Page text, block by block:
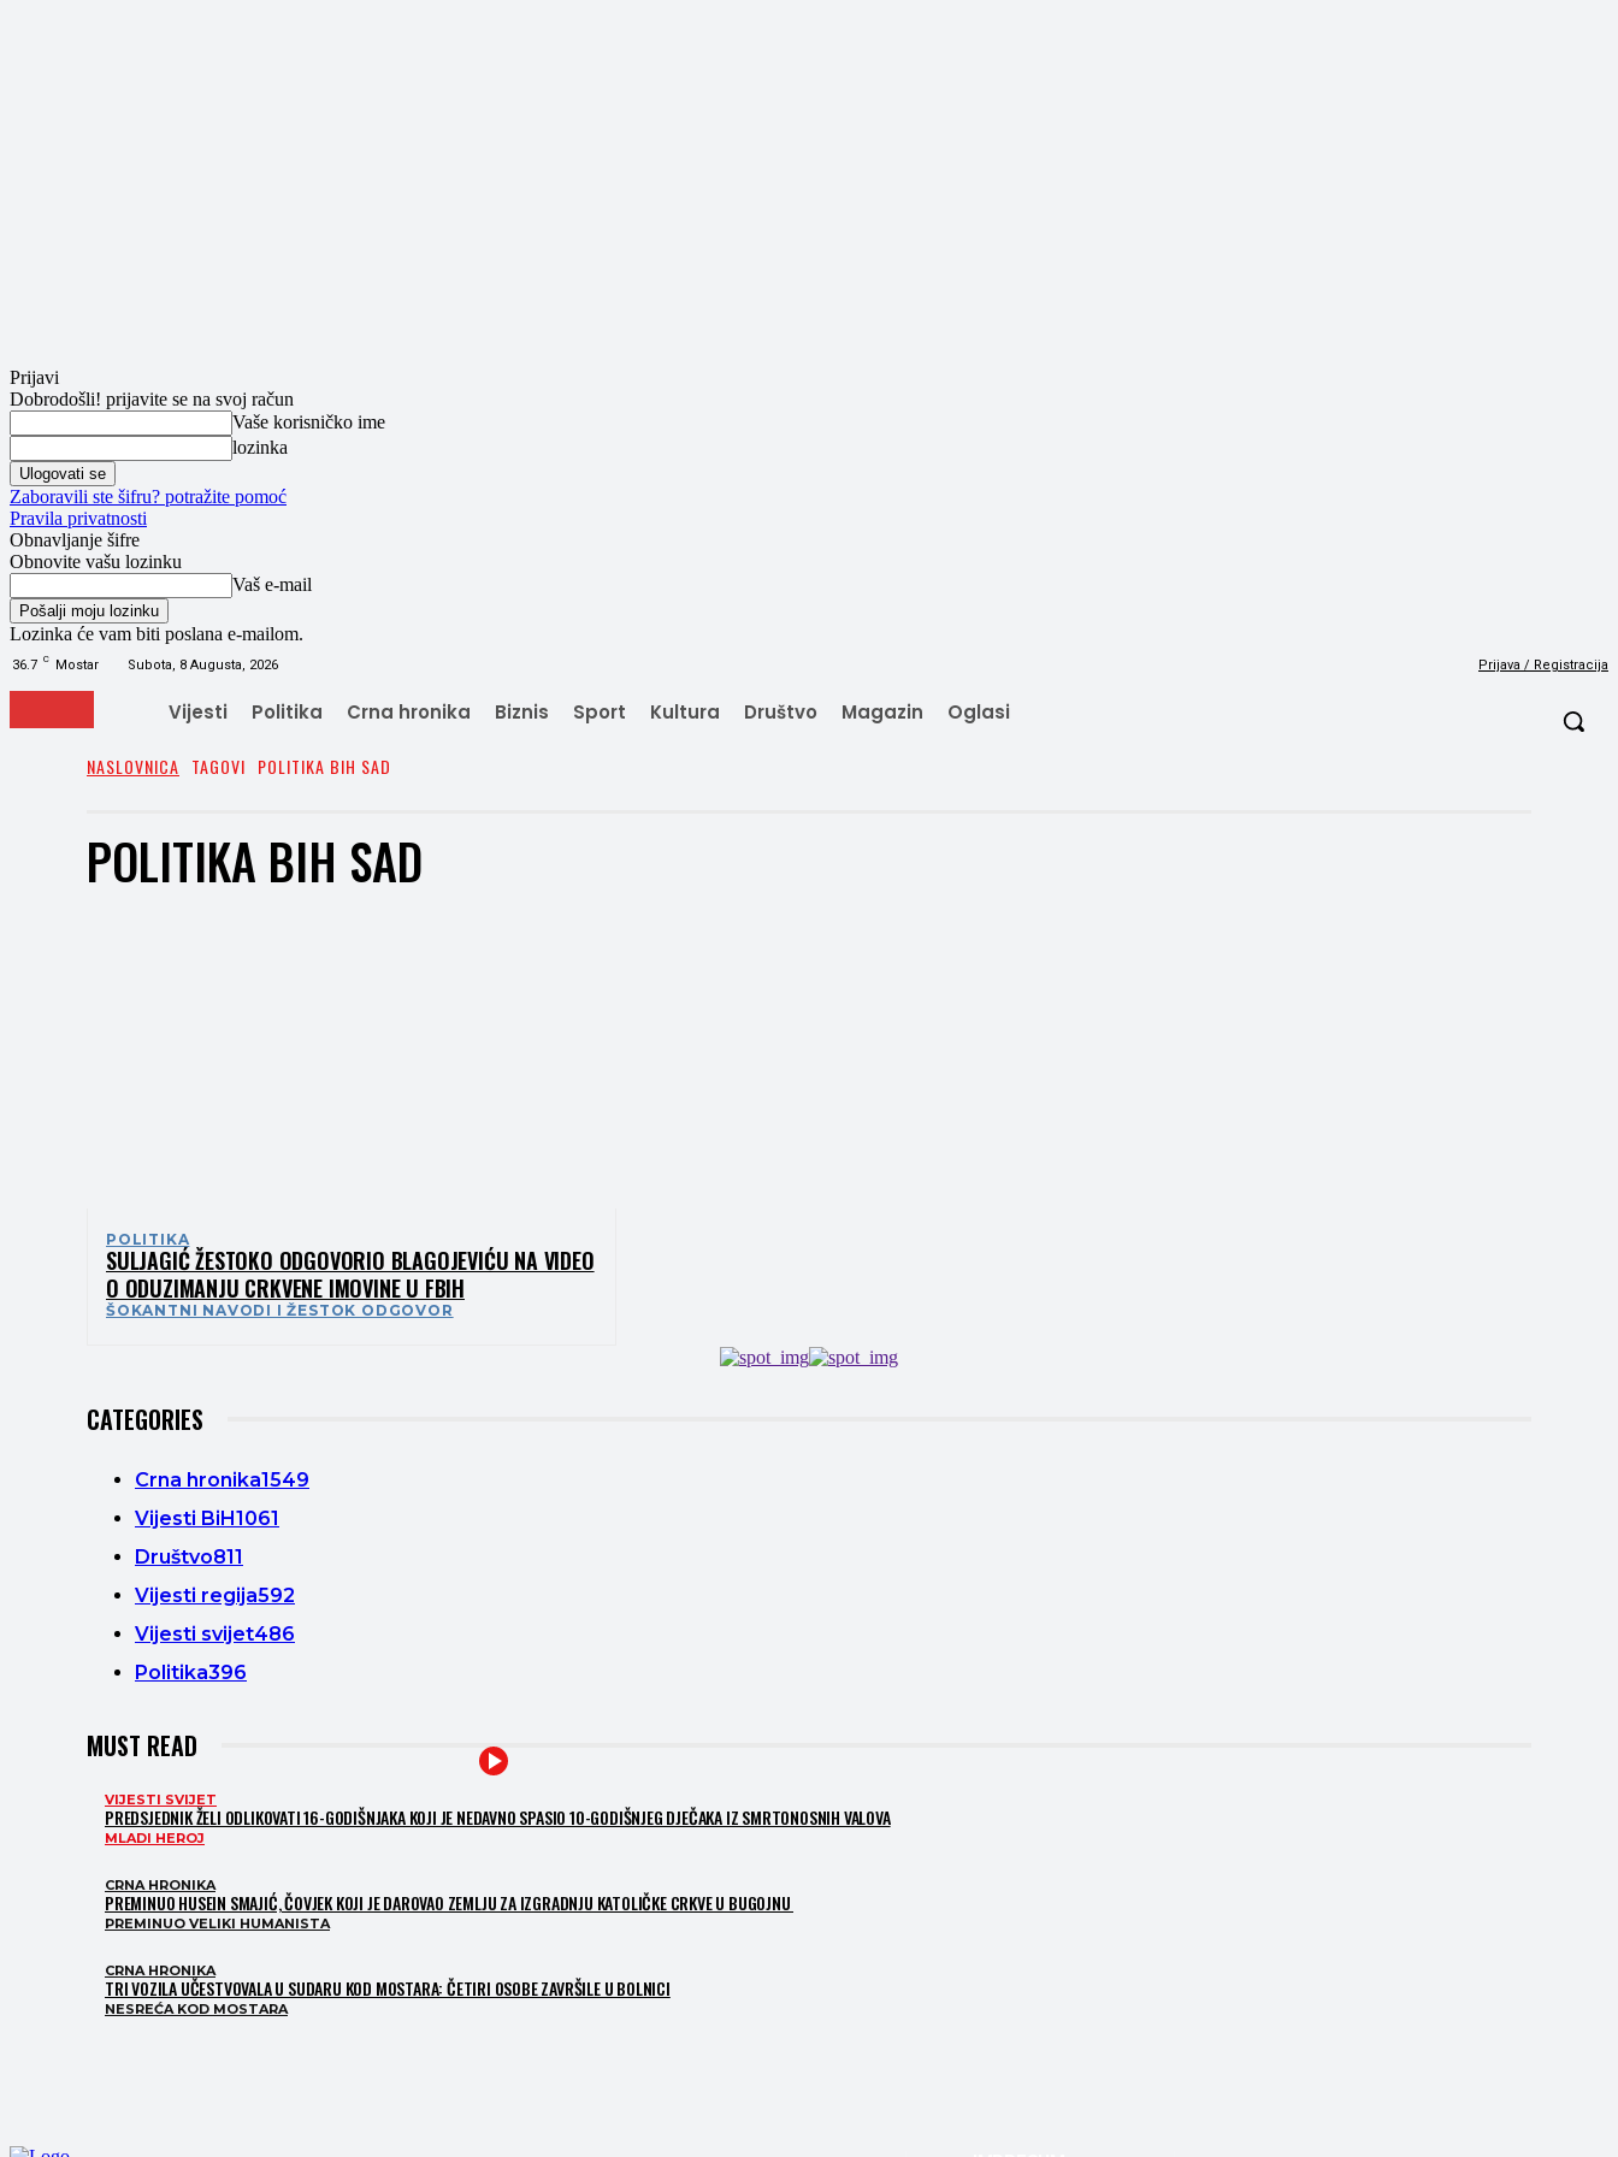
Prijavi
Dobrodošli! prijavite se na svoj račun
Vaše korisničko ime
lozinka
Zaboravili ste šifru? potražite pomoć
Pravila privatnosti
Obnavljanje šifre
Obnovite vašu lozinku
Vaš e-mail
Lozinka će vam biti poslana e-mailom.
36.7 C Mostar Subota, 8 Augusta, 2026 Prijava / Registracija
Vijesti Politika Crna hronika Biznis Sport Kultura Društvo Magazin Oglasi
NASLOVNICA TAGOVI POLITIKA BIH SAD
POLITIKA BIH SAD
POLITIKA
SULJAGIĆ ŽESTOKO ODGOVORIO BLAGOJEVIĆU NA VIDEO
O ODUZIMANJU CRKVENE IMOVINE U FBIH
ŠOKANTNI NAVODI I ŽESTOK ODGOVOR
CATEGORIES
Crna hronika1549
Vijesti BiH1061
Društvo811
Vijesti regija592
Vijesti svijet486
Politika396
MUST READ
VIJESTI SVIJET
PREDSJEDNIK ŽELI ODLIKOVATI 16-GODIŠNJAKA KOJI JE NEDAVNO SPASIO 10-GODIŠNJEG DJEČAKA IZ SMRTONOSNIH VALOVA
MLADI HEROJ
CRNA HRONIKA
PREMINUO HUSEIN SMAJIĆ, ČOVJEK KOJI JE DAROVAO ZEMLJU ZA IZGRADNJU KATOLIČKE CRKVE U BUGOJNU
PREMINUO VELIKI HUMANISTA
CRNA HRONIKA
TRI VOZILA UČESTVOVALA U SUDARU KOD MOSTARA: ČETIRI OSOBE ZAVRŠILE U BOLNICI
NESREĆA KOD MOSTARA